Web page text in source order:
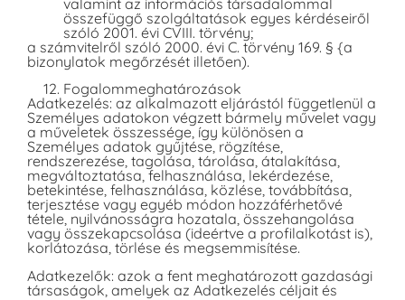
összefüggő szolgáltatások egyes kérdéseiről
szóló 2001. évi CVIII. törvény;
a számvitelről szóló 2000. évi C. törvény 169. § {a
bizonylatok megőrzését illetően).
Fogalommeghatározások
Adatkezelés: az alkalmazott eljárástól függetlenül a
Személyes adatokon végzett bármely művelet vagy
a műveletek összessége, így különösen a
Személyes adatok gyűjtése, rögzítése,
rendszerezése, tagolása, tárolása, átalakítása,
megváltoztatása, felhasználása, lekérdezése,
betekintése, felhasználása, közlése, továbbítása,
terjesztése vagy egyéb módon hozzáférhetővé
tétele, nyilvánosságra hozatala, összehangolása
vagy összekapcsolása (ideértve a profilalkotást is),
korlátozása, törlése és megsemmisítése.
Adatkezelők: azok a fent meghatározott gazdasági
társaságok, amelyek az Adatkezelés céljait és